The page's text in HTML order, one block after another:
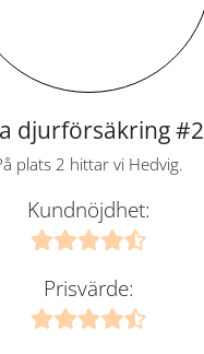
djurförsäkring #2
plats 2 hittar vi Hedvig.
Kundnöjdhet:
Prisvärde: